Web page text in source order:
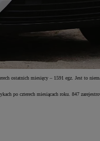
ostatnich miesięcy – 1591 egz. Jest to
po czterech miesiącach roku. 847